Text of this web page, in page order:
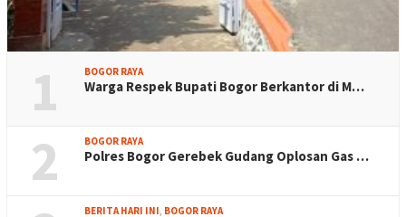
1 BOGOR RAYA
Warga Respek Bupati Bogor Berkantor di M…
2 BOGOR RAYA
Polres Bogor Gerebek Gudang Oplosan Gas …
BERITA HARI INI BOGOR RAYA